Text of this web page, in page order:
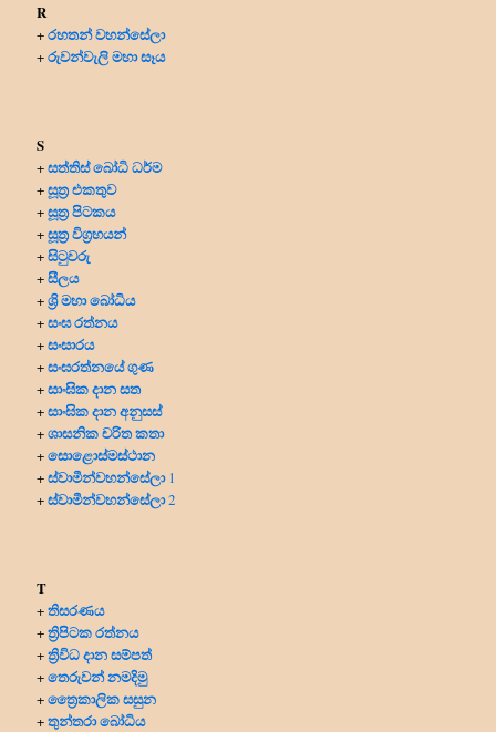
R
+රහතන් වහන්සේලා
+රුවන්වැලි මහා සෑය
S
+සත්තිස් බෝධි ධර්ම
+සූත්‍ර එකතුව
+සූත්‍ර පිටකය
+සූත්‍ර විග්‍රහයන්
+සිටුවරු
+සීලය
+ශ්‍රි මහා බෝධිය
+සංඝ රත්නය
+සංසාරය
+සංඝරත්නයේ ගුණ
+සාංඝික දාන සත
+සාංඝික දාන අනුසස්
+ශාසනික චරිත කතා
+සොළොස්මස්ථාන
+ස්වාමීන්වහන්සේලා1
+ස්වාමීන්වහන්සේලා2
T
+තිසරණය
+ත්‍රිපිටක රත්නය
+ත්‍රිවිධ දාන සම්පත්
+තෙරුවන් නමදිමු
+ත්‍රෛකාලික සසුන
+තුන්තරා බෝධිය